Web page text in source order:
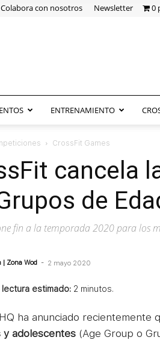
Colabora con nosotros Newsletter 0
ENTRENAMIENTO
CrossFit Games
cancela
de
fin a la temporada 2020 para los
| Zona Wod - 2 mayo 2020
estimado: 2 minutos.
ha anunciado recientemente
y adolescentes (Age Group o